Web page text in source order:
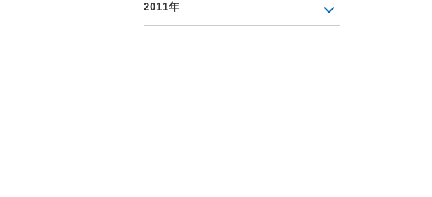
2011年